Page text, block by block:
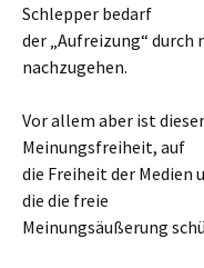
Schlepper bedarf
der „Aufreizung“
nachzugehen.
Vor allem aber ist
Meinungsfreiheit, auf
die Freiheit der Medien
die die freie
Meinungsäußerung